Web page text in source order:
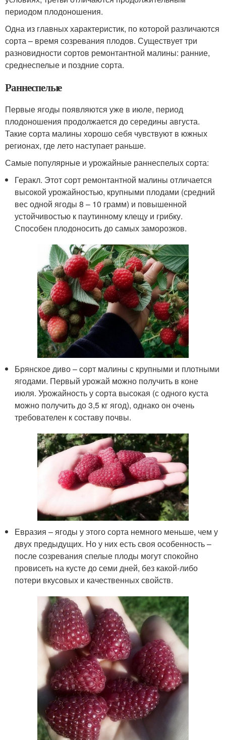
периодом плодоношения.
Одна из главных характеристик, по которой различаются
сорта – время созревания плодов. Существует три
разновидности сортов ремонтантной малины: ранние,
среднеспелые и поздние сорта.
Раннеспелые
Первые ягоды появляются уже в июле, период
плодоношения продолжается до середины августа.
Такие сорта малины хорошо себя чувствуют в южных
регионах, где лето наступает раньше.
Самые популярные и урожайные раннеспелых сорта:
Геракл. Этот сорт ремонтантной малины отличается
высокой урожайностью, крупными плодами (средний
вес одной ягоды 8 – 10 грамм) и повышенной
устойчивостью к паутинному клещу и грибку.
Способен плодоносить до самых заморозков.
Брянское диво – сорт малины с крупными и плотными
ягодами. Первый урожай можно получить в коне
июля. Урожайность у сорта высокая (с одного куста
можно получить до 3,5 кг ягод), однако он очень
требователен к составу почвы.
Евразия – ягоды у этого сорта немного меньше, чем у
двух предыдущих. Но у них есть своя особенность –
после созревания спелые плоды могут спокойно
провисеть на кусте до семи дней, без какой-либо
потери вкусовых и качественных свойств.